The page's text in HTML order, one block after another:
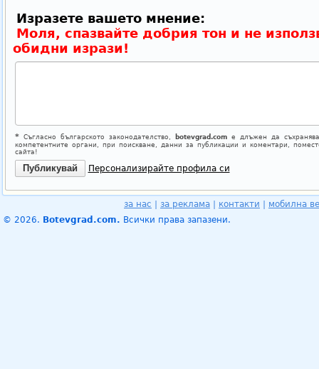
Изразете вашето мнение:
Моля, спазвайте добрия тон и не
обидни изрази!
*Съгласно българското законодателство, botevgrad.comе длъжен да
компетентните органи, при поискване, данни за публикации и коментари,
сайта!
Персонализирайте профила си
за нас за реклама контакти
мобилна
© 2026. Botevgrad.com. Всички права запазени.